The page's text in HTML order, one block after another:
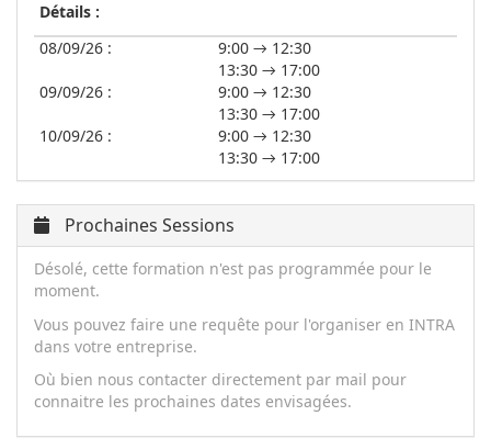
Détails :
08/09/26 :
9:00 → 12:30
13:30 → 17:00
09/09/26 :
9:00 → 12:30
13:30 → 17:00
10/09/26 :
9:00 → 12:30
13:30 → 17:00
Prochaines Sessions
Désolé, cette formation n'est pas programmée pour le
moment.
Vous pouvez faire une requête pour l'organiser en INTRA
dans votre entreprise.
Où bien nous contacter directement par mail pour
connaitre les prochaines dates envisagées.